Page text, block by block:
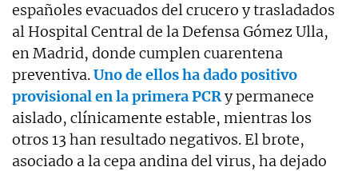
españoles evacuados del crucero y trasladados
al Hospital Central de la Defensa Gómez Ulla,
en Madrid, donde cumplen cuarentena
preventiva.Uno de ellos ha dado positivo
provisional en la primera PCRy permanece
aislado, clínicamente estable, mientras los
otros 13 han resultado negativos. El brote,
asociado a la cepa andina del virus, ha dejado